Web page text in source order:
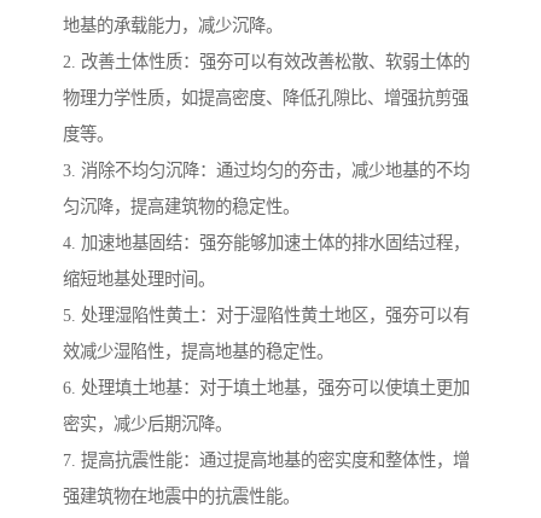
地基的承载能力，减少沉降。
2. 改善土体性质：强夯可以有效改善松散、软弱土体的
物理力学性质，如提高密度、降低孔隙比、增强抗剪强
度等。
3. 消除不均匀沉降：通过均匀的夯击，减少地基的不均
匀沉降，提高建筑物的稳定性。
4. 加速地基固结：强夯能够加速土体的排水固结过程，
缩短地基处理时间。
5. 处理湿陷性黄土：对于湿陷性黄土地区，强夯可以有
效减少湿陷性，提高地基的稳定性。
6. 处理填土地基：对于填土地基，强夯可以使填土更加
密实，减少后期沉降。
7. 提高抗震性能：通过提高地基的密实度和整体性，增
强建筑物在地震中的抗震性能。